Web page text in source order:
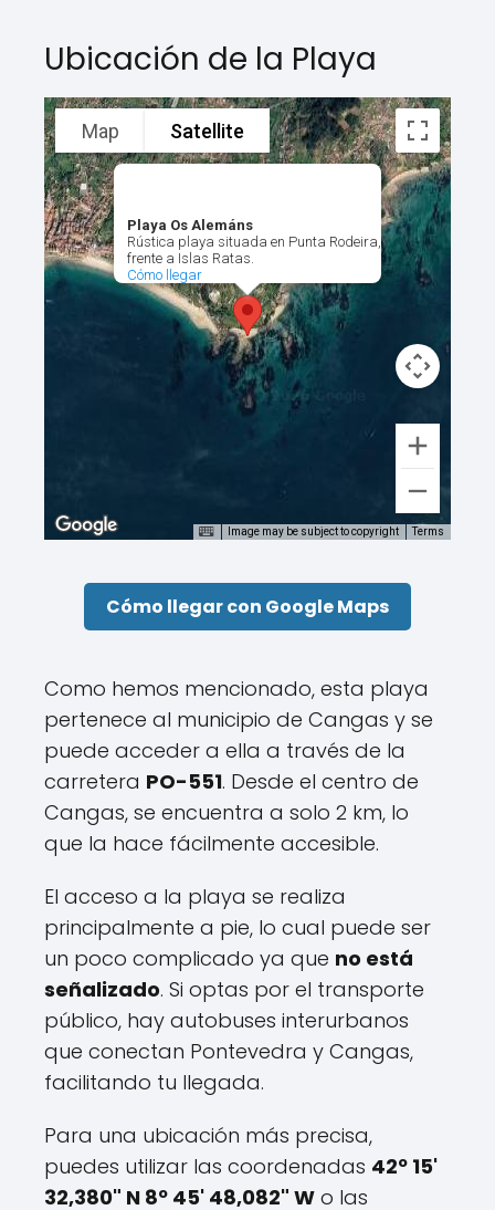
Ubicación de la Playa
Playa Os Alemáns
Rústica playa situada en Punta Rodeira,
frente a Islas Ratas.
Cómo llegar
Map Satellite
Image may be subject to copyright Terms
Cómo llegar con Google Maps
Como hemos mencionado, esta playa
pertenece al municipio de Cangas y se
puede acceder a ella a través de la
carretera PO-551. Desde el centro de
Cangas, se encuentra a solo 2 km, lo
que la hace fácilmente accesible.
El acceso a la playa se realiza
principalmente a pie, lo cual puede ser
un poco complicado ya que no está
señalizado. Si optas por el transporte
público, hay autobuses interurbanos
que conectan Pontevedra y Cangas,
facilitando tu llegada.
Para una ubicación más precisa,
puedes utilizar las coordenadas 42º 15'
32,380" N 8º 45' 48,082" W o las